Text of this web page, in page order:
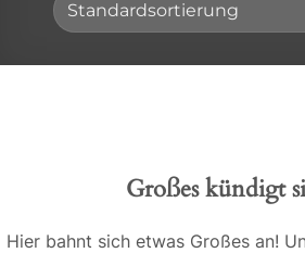
Großes kündigt
Hier bahnt sich etwas Großes an!